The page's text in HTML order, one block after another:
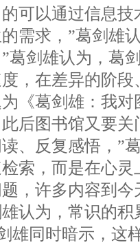
可以通过信息
需求，”葛剑雄
葛剑雄认为，葛
，在差异的阶
《葛剑雄：我
后图书馆又要
、反复感悟，”
索，而是在心灵
，许多内容到
认为，常识的积
雄同时暗示，这